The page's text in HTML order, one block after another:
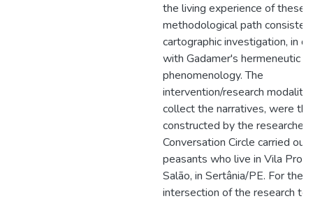
the living experience of these
methodological path
cartographic investigation, in
with Gadamer's hermeneutic
phenomenology. The
intervention/research
collect the narratives, were
constructed by the researcher
Conversation Circle carried
peasants who live in Vila
Salão, in Sertânia/PE. For the
intersection of the research